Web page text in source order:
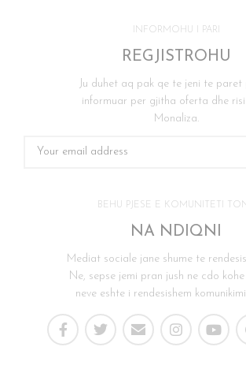
INFORMOHU I PARI
REGJISTROHU
Ju duhet aq pak qe te jeni te paret
informuar per gjitha oferta dhe
Monaliza.
BEHU PJESE E KOMUNITETI
NA NDIQNI
Mediat sociale jane shume te
Ne, sepse jemi pran jush ne cdo
neve eshte i rendesishem